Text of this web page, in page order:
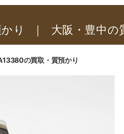
り ｜大阪・豊中
の買取・質預かり